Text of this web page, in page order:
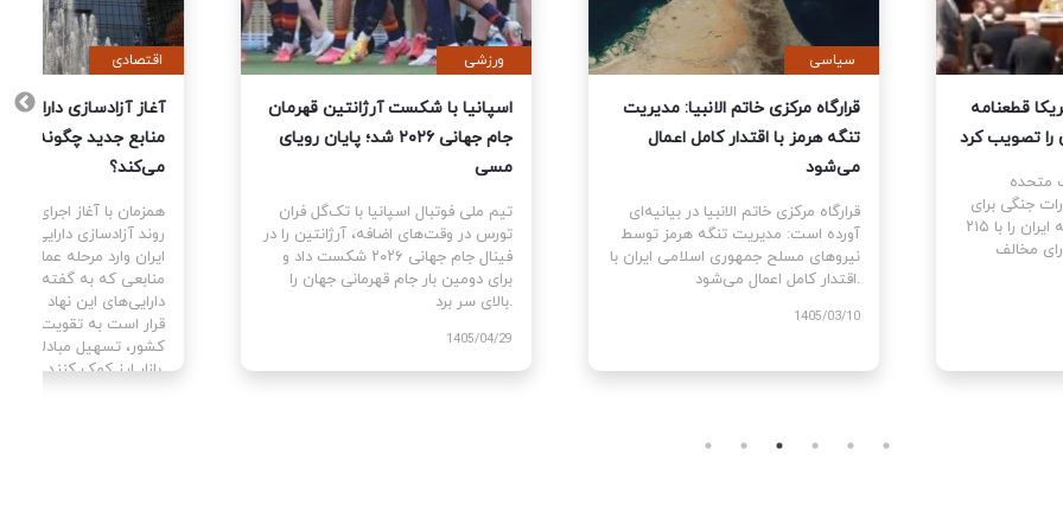
آمریکا قطعنامه
جنگ علیه ایران را تصویب کرد
ایالات متحده
قطعنامه اختیارات جنگی برای
توقف و پایان جنگ علیه ایران را با ۲۱۵
سیاسی
قرارگاه مرکزی خاتم الانبیا: مدیریت
تنگه هرمز با اقتدار کامل اعمال
قرارگاه مرکزی خاتم الانبیا در بیانیه‌ای
آورده است: مدیریت تنگه هرمز توسط
نیروهای مسلح جمهوری اسلامی ایران با
اقتدار کامل اعمال می‌شود.
ورزشی
اسپانیا با شکست آرژانتین قهرمان
جام جهانی ۲۰۲۶ شد؛ پایان رویای
تیم ملی فوتبال اسپانیا با تک‌گل فران
تورس در وقت‌های اضافه، آرژانتین را در
برای دومین بار جام قهرمانی جهان را
اقتصادی
آغاز
منابع
همزمان
روند
ایران
منابعی
قرار
کشور،
بازار ارز کمک کنند.